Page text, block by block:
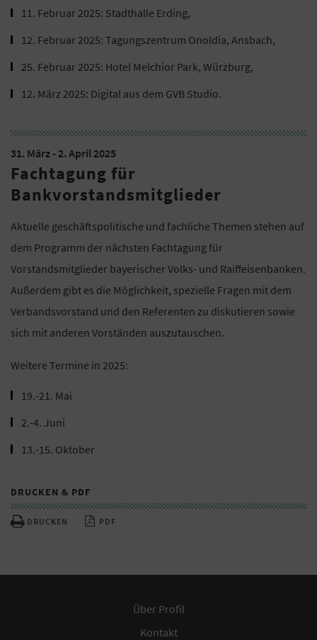
11. Februar 2025: Stadthalle Erding,
12. Februar 2025: Tagungszentrum Onoldia, Ansbach,
25. Februar 2025: Hotel Melchior Park, Würzburg,
12. März 2025: Digital aus dem GVB Studio.
31. März - 2. April 2025
Fachtagung für
Bankvorstandsmitglieder
Aktuelle geschäftspolitische und fachliche Themen stehen auf
dem Programm der nächsten Fachtagung für
Vorstandsmitglieder bayerischer Volks- und Raiffeisenbanken.
Außerdem gibt es die Möglichkeit, spezielle Fragen mit dem
Verbandsvorstand und den Referenten zu diskutieren sowie
sich mit anderen Vorständen auszutauschen.
Weitere Termine in 2025:
19.-21. Mai
2.-4. Juni
13.-15. Oktober
DRUCKEN & PDF
DRUCKEN PDF
Über Profil
Kontakt